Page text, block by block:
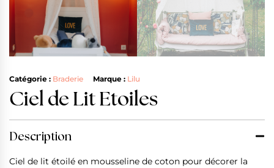
Catégorie : Braderie Marque : Lilu
Ciel de Lit Etoiles
Description
Ciel de lit étoilé en mousseline de coton pour décorer la